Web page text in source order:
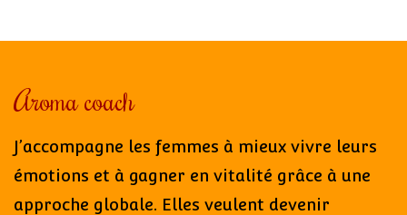
Aroma coach
J’accompagne les femmes à mieux vivre leurs
émotions et à gagner en vitalité grâce à une
approche globale. Elles veulent devenir